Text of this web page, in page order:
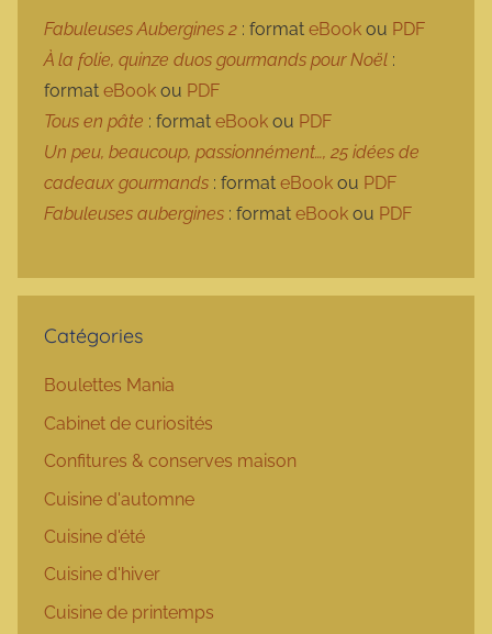
Fabuleuses Aubergines 2 : format eBook ou PDF
À la folie, quinze duos gourmands pour Noël :
format eBook ou PDF
Tous en pâte : format eBook ou PDF
Un peu, beaucoup, passionnément…, 25 idées de
cadeaux gourmands : format eBook ou PDF
Fabuleuses aubergines : format eBook ou PDF
Catégories
Boulettes Mania
Cabinet de curiosités
Confitures & conserves maison
Cuisine d'automne
Cuisine d'été
Cuisine d'hiver
Cuisine de printemps